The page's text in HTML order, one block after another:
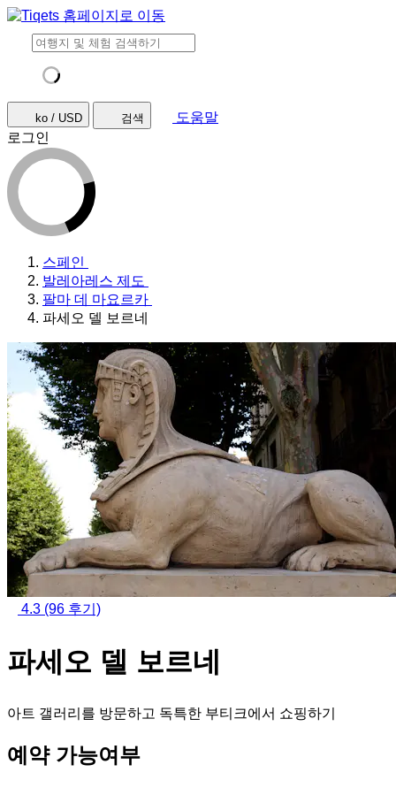
ko / USD 검색
도움말
로그인
스페인
발레아레스 제도
팔마 데 마요르카
파세오 델 보르네
4.3 (96 후기)
파세오 델 보르네
아트 갤러리를 방문하고 독특한 부티크에서 쇼핑하기
예약 가능여부